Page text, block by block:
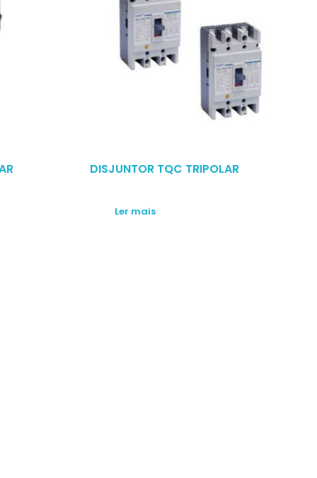
DISJUNTOR TQC TRIPOLAR
Ler mais